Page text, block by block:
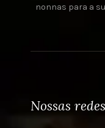
nonnas para a
Nossas redes